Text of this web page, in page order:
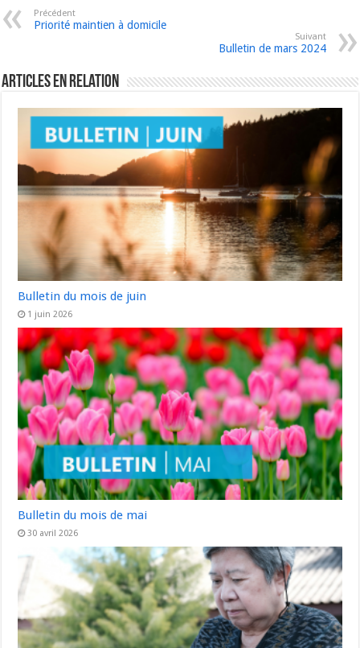
Précédent
Priorité maintien à domicile
Suivant
Bulletin de mars 2024
Articles en relation
Bulletin du mois de juin
1 juin 2026
Bulletin du mois de mai
30 avril 2026